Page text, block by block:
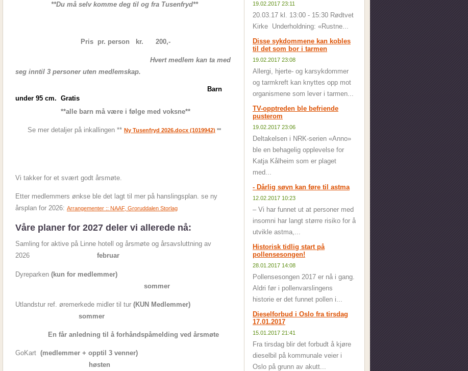
**Du må selv komme deg til og fra Tusenfryd**
Pris pr. person kr. 200,-
Hvert medlem kan ta med
seg inntil 3 personer uten medlemskap.
Barn
under 95 cm. Gratis
**alle barn må være i følge med voksne**
Se mer detaljer på inkallingen ** Ny Tusenfryd 2026.docx (1019942) **
Vi takker for et svært godt årsmøte.
Etter medlemmers ønkse ble det lagt til mer på hanslingsplan. se ny
årsplan for 2026: Arrangementer :: NAAF, Groruddalen Storlag
Våre planer for 2027 deler vi allerede nå:
Samling for aktive på Linne hotell og årsmøte og årsavsluttning av
2026
februar
Dyreparken (kun for medlemmer)
sommer
Utlandstur ref. øremerkede midler til tur (KUN Medlemmer)
sommer
En får anledning til å forhåndspåmelding ved årsmøte
GoKart (medlemmer + opptil 3 venner)
høsten
19.02.2017 23:11
20.03.17 kl. 13:00 - 15:30 Rødtvet
Kirke Underholdning: «Rustne...
Disse sykdommene kan kobles
til det som bor i tarmen
19.02.2017 23:08
Allergi, hjerte- og karsykdommer
og tarmkreft kan knyttes opp mot
organismene som lever i tarmen...
TV-opptreden ble befriende
pusterom
19.02.2017 23:06
Deltakelsen i NRK-serien «Anno»
ble en behagelig opplevelse for
Katja Kålheim som er plaget
med...
- Dårlig søvn kan føre til astma
12.02.2017 10:23
– Vi har funnet ut at personer med
insomni har langt større risiko for å
utvikle astma,...
Historisk tidlig start på
pollensesongen!
28.01.2017 14:08
Pollensesongen 2017 er nå i gang.
Aldri før i pollenvarslingens
historie er det funnet pollen i...
Dieselforbud i Oslo fra tirsdag
17.01.2017
15.01.2017 21:41
Fra tirsdag blir det forbudt å kjøre
dieselbil på kommunale veier i
Oslo på grunn av akutt...